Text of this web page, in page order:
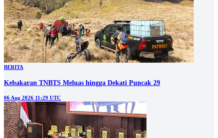
BERITA
Kebakaran TNBTS Meluas hingga Dekati Puncak 29
06 Aug 2026 11:29 UTC